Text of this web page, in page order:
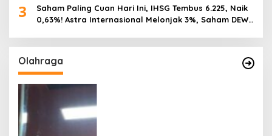
3
Saham Paling Cuan Hari Ini, IHSG Tembus 6.225, Naik
0,63%! Astra Internasional Melonjak 3%, Saham DEWA
Olahraga